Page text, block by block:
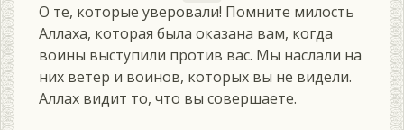
О те, которые уверовали! Помните милость
Аллаха, которая была оказана вам, когда
воины выступили против вас. Мы наслали на
них ветер и воинов, которых вы не видели.
Аллах видит то, что вы совершаете.